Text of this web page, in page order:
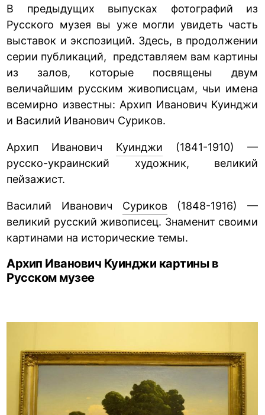
В предыдущих выпусках фотографий из
Русского музея вы уже могли увидеть часть
выставок и экспозиций. Здесь, в продолжении
серии публикаций, представляем вам картины
из залов, которые посвящены двум
величайшим русским живописцам, чьи имена
всемирно известны: Архип Иванович Куинджи
и Василий Иванович Суриков.
Архип Иванович Куинджи (1841-1910) —
русско-украинский художник, великий
пейзажист.
Василий Иванович Суриков(1848-1916) —
великий русский живописец. Знаменит своими
картинами на исторические темы.
Архип Иванович Куинджи картины в
Русском музее